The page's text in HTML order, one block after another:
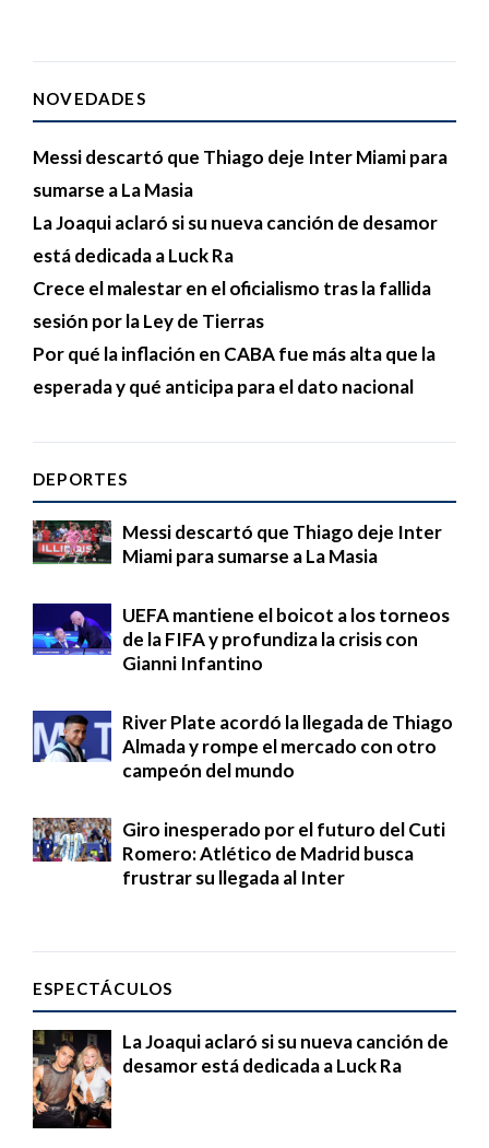
NOVEDADES
Messi descartó que Thiago deje Inter Miami para
sumarse a La Masia
La Joaqui aclaró si su nueva canción de desamor
está dedicada a Luck Ra
Crece el malestar en el oficialismo tras la fallida
sesión por la Ley de Tierras
Por qué la inflación en CABA fue más alta que la
esperada y qué anticipa para el dato nacional
DEPORTES
Messi descartó que Thiago deje Inter
Miami para sumarse a La Masia
UEFA mantiene el boicot a los torneos
de la FIFA y profundiza la crisis con
Gianni Infantino
River Plate acordó la llegada de Thiago
Almada y rompe el mercado con otro
campeón del mundo
Giro inesperado por el futuro del Cuti
Romero: Atlético de Madrid busca
frustrar su llegada al Inter
ESPECTÁCULOS
La Joaqui aclaró si su nueva canción de
desamor está dedicada a Luck Ra